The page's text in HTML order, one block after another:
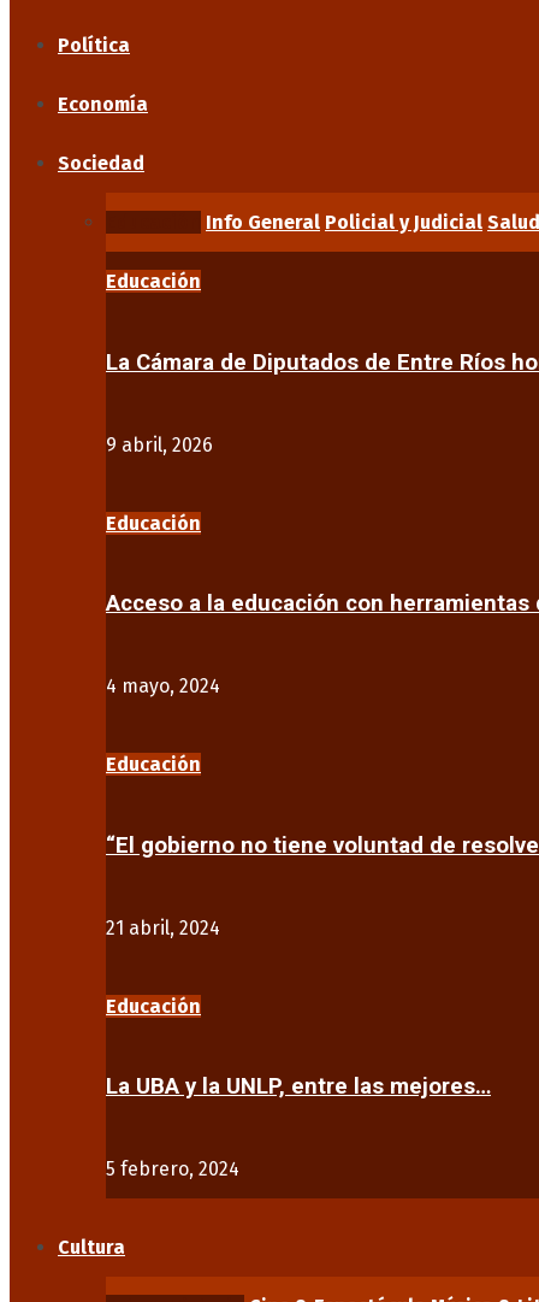
Política
Economía
Sociedad
Info General Policial y Judicial Salud
Educación
La Cámara de Diputados de Entre Ríos
9 abril, 2026
Educación
Acceso a la educación con
4 mayo, 2024
Educación
“El gobierno no tiene voluntad de
21 abril, 2024
Educación
La UBA y la UNLP, entre las mejores…
5 febrero, 2024
Cultura